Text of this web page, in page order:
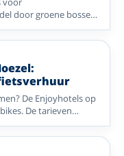
door groene bossen,
prachtige
het Sauerland, de
Lahntal en de
van verrassende
Met een
uitvalsbasis ontdekt
uw eigen tempo en
zijn met heerlijk
De Enjoyhotels op
De tarieven
een fietsregio in
kust en rivierdal tot